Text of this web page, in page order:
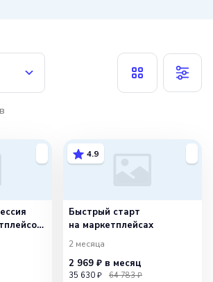
4.9
Быстрый старт
на маркетплейсах
2 месяца
2 969 ₽ в месяц
35 630 ₽ 64 783 ₽